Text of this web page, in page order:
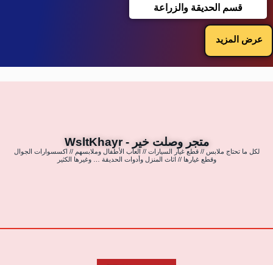
قسم الحديقة والزراعة
عرض المزيد
متجر وصلت خير - WsltKhayr
لكل ما تحتاج ملابس // قطع غيار السيارات // العاب الأطفال وملابسهم // اكسسوارات الجوال
وقطع غيارها // اثاث المنزل وأدوات الحديقة … وغيرها الكثير